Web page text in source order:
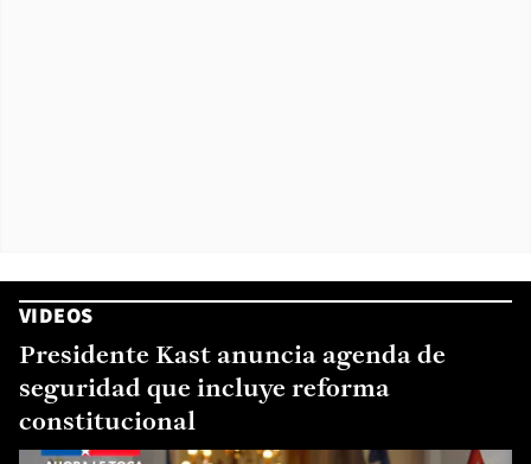
VIDEOS
Presidente Kast anuncia agenda de
seguridad que incluye reforma
constitucional